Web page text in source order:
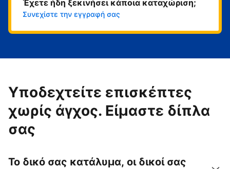
Έχετε ήδη ξεκινήσει κάποια καταχώριση;
Συνεχίστε την εγγραφή σας
Υποδεχτείτε επισκέπτες
χωρίς άγχος. Είμαστε δίπλα
σας
Το δικό σας κατάλυμα, οι δικοί σας